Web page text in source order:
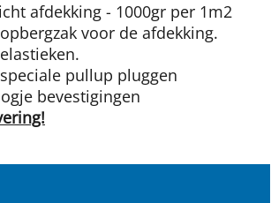
afdekking - 1000gr per 1m2
voor de afdekking.
pullup pluggen
bevestigingen